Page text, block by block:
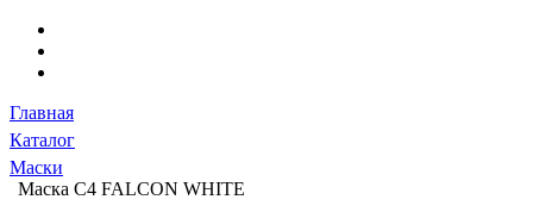
Главная
Каталог
Маски
Маска C4 FALCON WHITE